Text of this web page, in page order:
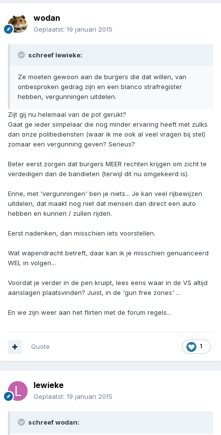
wodan
Geplaatst: 19 januari 2015
schreef lewieke:
Ze moeten gewoon aan de burgers die dat willen, van
onbesproken gedrag zijn en een blanco strafregister
hebben, vergunningen uitdelen.
Zijt gij nu helemaal van de pot gerukt?
Gaat ge ieder simpelaar die nog minder ervaring heeft met zulks
dan onze politiediensten (waar ik me ook al veel vragen bij stel)
zomaar een vergunning geven? Serieus?
Beter eerst zorgen dat burgers MEER rechten krijgen om zicht te
verdedigen dan de bandieten (terwijl dit nu omgekeerd is).
Enne, met 'vergunningen' ben je niets... Je kan veel rijbewijzen
uitdelen, dat maakt nog niet dat mensen dan direct een auto
hebben en kunnen / zullen rijden.
Eerst nadenken, dan misschien iets voorstellen.
Wat wapendracht betreft, daar kan ik je misschien genuanceerd
WEL in volgen...
Voordat je verder in de pen kruipt, lees eens waar in de VS altijd
aanslagen plaatsvinden? Juist, in de 'gun free zones' ...
En we zijn weer aan het flirten met de forum regels...
1
Quote
lewieke
Geplaatst: 19 januari 2015
schreef wodan: